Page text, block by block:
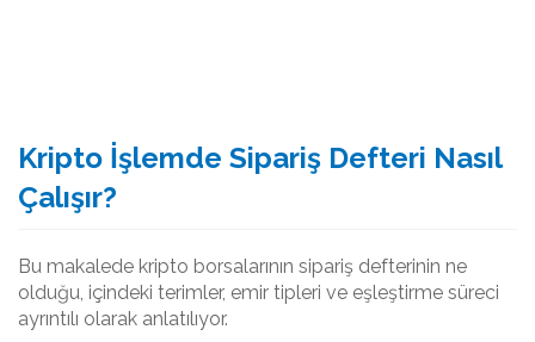
Kripto İşlemde Sipariş Defteri Nasıl
Çalışır?
Bu makalede kripto borsalarının sipariş defterinin ne
olduğu, içindeki terimler, emir tipleri ve eşleştirme süreci
ayrıntılı olarak anlatılıyor.